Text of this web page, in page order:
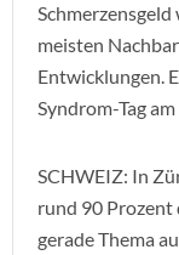
Schmerzensgeld
meisten
Entwicklungen.
Syndrom-Tag
SCHWEIZ: In
rund 90 Prozent
gerade Thema